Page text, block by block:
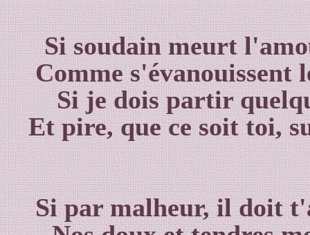
Si soudain meurt
Comme s'évanouissent
Si je dois partir
Et pire, que ce soit toi,
Si par malheur, il doit